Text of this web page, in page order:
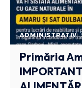
ADMINISTRATIV
Primăria